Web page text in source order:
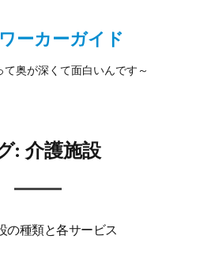
ーカーガイド
て奥が深くて面白いんです～
: 介護施設
の種類と各サービス